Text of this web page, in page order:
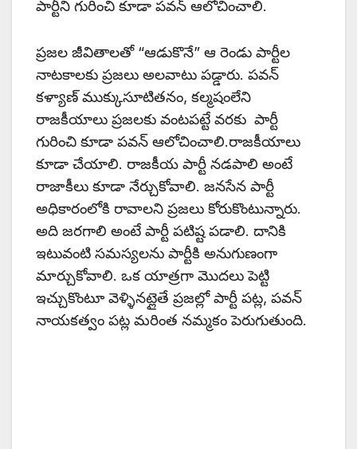
పార్టీని గురించి కూడా పవన్ ఆలోచించాలి.
ప్రజల జీవితాలతో “ఆడుకొనే” ఆ రెండు పార్టీల
నాటకాలకు ప్రజలు అలవాటు పడ్డారు. పవన్
కళ్యాణ్ ముక్కుసూటితనం, కల్మషంలేని
రాజకీయాలు ప్రజలకు వంటపట్టే వరకు పార్టీ
గురించి కూడా పవన్ ఆలోచించాలి.రాజకీయాలు
కూడా చేయాలి. రాజకీయ పార్టీ నడపాలి అంటే
రాజాకీలు కూడా నేర్చుకోవాలి. జనసేన పార్టీ
అధికారంలోకి రావాలని ప్రజలు కోరుకొంటున్నారు.
అది జరగాలి అంటే పార్టీ పటిష్ట పడాలి. దానికి
ఇటువంటి సమస్యలను పార్టీకి అనుగుణంగా
మార్చుకోవాలి. ఒక యాత్రగా మొదలు పెట్టి
ఇచ్చుకొంటూ వెళ్ళినట్లైతే ప్రజల్లో పార్టీ పట్ల, పవన్
నాయకత్వం పట్ల మరింత నమ్మకం పెరుగుతుంది.